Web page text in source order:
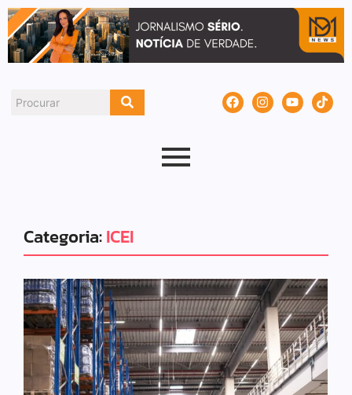
Categoria:ICEI